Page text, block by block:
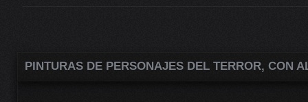
PINTURAS DE PERSONAJES DEL TERROR, CON